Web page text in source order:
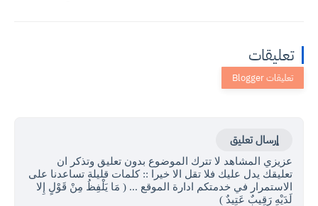
تعليقات
إرسال تعليق
عزيزي المشاهد لا تترك الموضوع بدون تعليق وتذكر ان
تعليقك يدل عليك فلا تقل الا خيرا :: كلمات قليلة تساعدنا على
الاستمرار في خدمتكم ادارة الموقع ... ( مَا يَلْفِظُ مِنْ قَوْلٍ إِلا
لَدَيْهِ رَقِيبٌ عَتِيدٌ )